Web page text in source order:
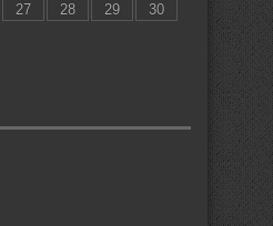
27 28 29
30